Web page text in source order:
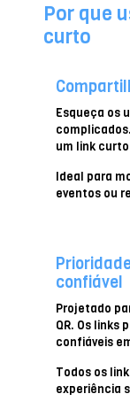
s
o
a
u
m
a
Por que
curto
Esqueça os
um link
Ideal para
eventos ou
confiável
Projetado
QR. Os links
confiáveis
Todos os
experiência